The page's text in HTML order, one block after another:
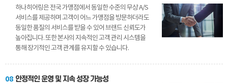
하나히어링은 전국 가맹점에서 동일한 수준의 무상 A/S
서비스를 제공하며 고객이 어느 가맹점을 방문하더라도
동일한 품질의 서비스를 받을 수 있어 브랜드 신뢰도가
높아집니다. 또한 본사의 지속적인 고객 관리 시스템을
통해 장기적인 고객 관계를 유지할 수 있습니다.
08 안정적인 운영 및 지속 성장 가능성